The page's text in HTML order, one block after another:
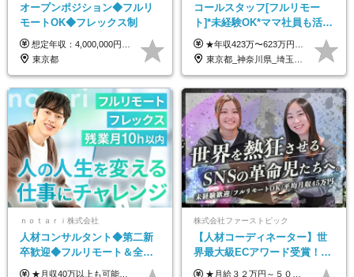
オープンポジション◆フルリ
モートOK◆フレックス制
想定年収：4,000,000円 ～ 8,000,000円 月給：288,000円 ～ 570,000円 ※ご経験・能力に応じて決定いたします。 ※上記額にはみなし残業代を含みます。 ※超過分は全額支給いたします。 ※みなし残業代 45,000円 ～ 89,050円／月 ※みなし残業時間 20時間／月 ※試用期間：3ヶ月（試用期間中の待遇に差異はありません） 【固定残業代について】 固定残業20時間分（45,000円～89,050円）を含む ※超過分は別途全額支給
東京都
コールスタッフ[フルリモー
ト]*未経験OK*ママ社員も活躍
中*ブランクOK*全国どこでも
働ける
★年収423万〜623万円のモデルあり（想定時間外手当10時間分含む） ★半年に一度ドカンと支給のボーナスあり（半年に1度最大150万円） 月給25万円〜＋各種手当＋インセンティブ ＊リモートワーク手当（4000円/月） ＊リモートワーク一時金（1万5000円） ＊残業手当全額支給 ※経験・スキルにより月給を決定します ※試用期間：2ヵ月あり。期間中の雇用形態・給与・待遇に変更はありません 《頑張りはインセンティブとして還元！》 当社は5段階の評価制度を導入。 半期に1回の評価で最高ランク（5点）を獲得したメンバーには、 150万円のインセンティブを支給！ これが半年に一度のインセンティブとして支給されるため、 成果を出した分だけまとまった収入を得られる仕組みです。 【固定残業代について】 なし（残業代は、実際の労働時間に応じて別途全額支給）
東京都_神奈川県_埼玉県_千葉県_大阪府_愛知県_北海道_青森県_岩手県_宮城県_秋田県_山形県_福島県_茨城県_栃木県_群馬県_新潟県_山梨県_長野県_富山県_石川県_福井県_静岡県_岐阜県_三重県_兵庫県_京都府_滋賀県_奈良県_和歌山県_広島県_岡山県_鳥取県_島根県_山口県_徳島県_香川県_愛媛県_高知県_福岡県_熊本県_佐賀県_長崎県_大分県_宮崎県_鹿児島県_沖縄県
ｎｏｔａｒｉ株式会社
人材コンサルタント◆第二新
卒歓迎◆フルリモート＆全国
から勤務OK◆残業月10h以内
★月収40万以上も可能！ ★能力・スキル・経験を考慮した年収額を設定します ★年功序列ではなく、チャレンジを評価して給与に反映！ ■月給20万円～40万円＋決算賞与 ※経験・スキルを考慮のうえ決定します ※給与にはみなし残業代40時間分を含む。そのほか詳細に関しては別途面接時にご説明します ※試用期間3ヵ月あり。期間中の雇用形態・条件などに差異はありません
株式会社ファーストピック
【人材コーディネーター】世
界最大級ECアワード受賞！フ
ルリモート／未経験◎／月給
★月給３２万円～５０万円＋インセンティブ賞与＋決算賞与★ （30時間の固定残業代、一律月54,750円を含む。超過分は支給） ※経験・スキルを考慮の上、決定 ※昇給：随時あり 【インセンティブについて】 自社サービスを提案し、サービス化した場合、一部の利益をインセンティブとして還元します。 試用期間中（6か月間）は、下記の給与となります。 【一都三県、大阪、名古屋、福岡の方】 月給２４万円～＋役職手当＋インセンティブ賞与 【一都三県以外の関東圏、九州、東北、北海道、その他地域の方】 月給２０万円～＋役職手当＋インセンティブ賞与 ※試用期間6ヶ月 ※試用期間中の待遇・福利厚生に差異はなし